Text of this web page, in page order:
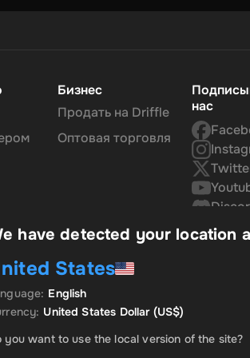
Бизнес
Продать на Driffle
Оптовая торговля
нас
have detected your location
States
: English
: United States Dollar(US$)
you want to use the local version of the site?